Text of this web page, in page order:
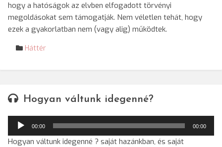
hogy a hatóságok az elvben elfogadott törvényi
megoldásokat sem támogatják. Nem véletlen tehát, hogy
ezek a gyakorlatban nem (vagy alig) működtek.
Háttér
Hogyan váltunk idegenné?
Audió
lejátszó
00:00 00:00
Hogyan váltunk idegenné ? saját hazánkban, és saját